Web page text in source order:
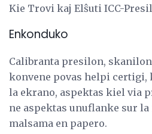
Kie Trovi kaj Elŝuti ICC-
Enkonduko
Calibranta presilon,
konvene povas helpi certigi,
la ekrano, aspektas kiel via
ne aspektas unuflanke sur
malsama en papero.